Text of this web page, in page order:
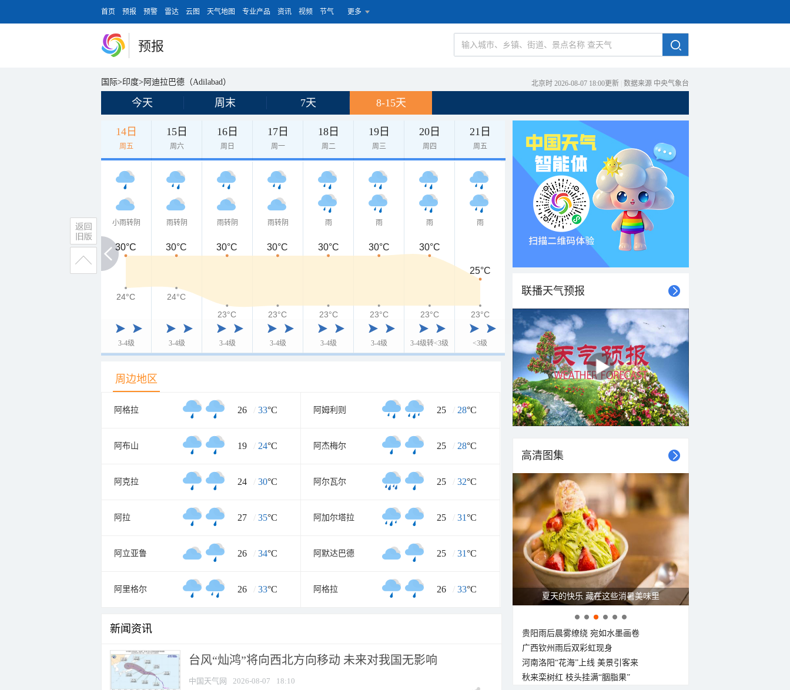
首页 预报 预警 雷达 云图 天气地图 专业产品 资讯 视频 节气 更多
预报
国际>印度> 阿迪拉巴德（Adilabad） 北京时 2026-08-07 18:00更新 数据来源 中央气象台
今天 周末 7天 8-15天
14日
周五
15日
周六
16日
周日
17日
周一
18日
周二
19日
周三
20日
周四
21日
周五
小雨转阴
3-4级
雨转阴
3-4级
雨转阴
3-4级
雨转阴
3-4级
雨
3-4级
雨
3-4级
雨
3-4级转<3级
雨
<3级
30°C
30°C 30°C 30°C 30°C 30°C 30°C 30°C
25°C
24°C
24°C
24°C
23°C
23°C 23°C 23°C 23°C 23°C
周边地区
阿格拉 26 / 33°C 阿姆利则 25 / 28°C
阿布山 19 / 24°C 阿杰梅尔 25 / 28°C
阿克拉 24 / 30°C 阿尔瓦尔 25 / 32°C
阿拉 27 / 35°C 阿加尔塔拉 25 / 31°C
阿立亚鲁 26 / 34°C 阿默达巴德 25 / 31°C
阿里格尔 26 / 33°C 阿格拉 26 / 33°C
新闻资讯
台风“灿鸿”将向西北方向移动 未来对我国无影响
中国天气网 2026-08-07 18:10
联播天气预报
高清图集
夏天的快乐 藏在这些消暑美味里
贵阳雨后晨雾缭绕 宛如水墨画卷
广西钦州雨后双彩虹现身
河南洛阳“花海”上线 美景引客来
秋来栾树红 枝头挂满“胭脂果”